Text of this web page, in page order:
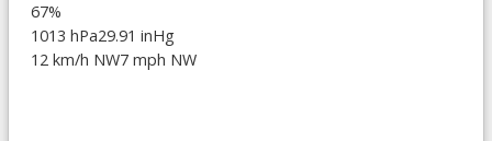
67%
1013 hPa29.91 inHg
12 km/h NW7 mph NW